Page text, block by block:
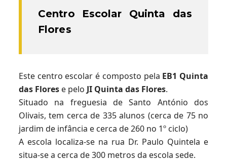
Centro Escolar Quinta das
Flores
Este centro escolar é composto pela EB1 Quinta
das Flores e pelo JI Quinta das Flores.
Situado na freguesia de Santo António dos
Olivais, tem cerca de 335 alunos (cerca de 75 no
jardim de infância e cerca de 260 no 1º ciclo)
A escola localiza-se na rua Dr. Paulo Quintela e
situa-se a cerca de 300 metros da escola sede.